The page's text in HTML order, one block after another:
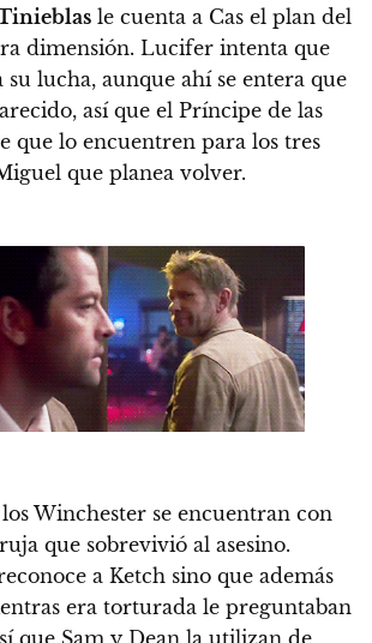
le cuenta a Cas el plan del
dimensión. Lucifer intenta que
su lucha, aunque ahí se entera que
así que el Príncipe de las
que lo encuentren para los tres
que planea volver.
Winchester se encuentran con
que sobrevivió al asesino.
a Ketch sino que además
era torturada le preguntaban
que Sam y Dean la utilizan de